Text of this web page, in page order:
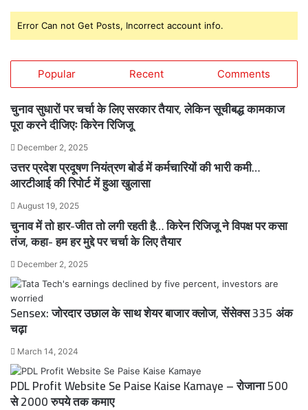
Error Can not Get Posts, Incorrect account info.
Popular Recent Comments
चुनाव सुधारों पर चर्चा के लिए सरकार तैयार, लेकिन सूचीबद्ध कामकाज
पूरा करने दीजिएः किरेन रिजिजू
December 2, 2025
उत्तर प्रदेश प्रदूषण नियंत्रण बोर्ड में कर्मचारियों की भारी कमी…
आरटीआई की रिपोर्ट में हुआ खुलासा
August 19, 2025
चुनाव में तो हार-जीत तो लगी रहती है… किरेन रिजिजू ने विपक्ष पर कसा
तंज, कहा- हम हर मुद्दे पर चर्चा के लिए तैयार
December 2, 2025
Sensex: जोरदार उछाल के साथ शेयर बाजार क्लोज, सेंसेक्स 335 अंक
चढ़ा
March 14, 2024
PDL Profit Website Se Paise Kaise Kamaye – रोजाना 500
से 2000 रुपये तक कमाए